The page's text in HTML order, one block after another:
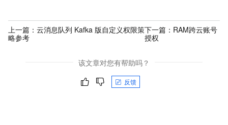
上一篇： 云消息队列 Kafka 版自定义权限策
略参考
下一篇： RAM跨云账号
授权
该文章对您有帮助吗？
反馈